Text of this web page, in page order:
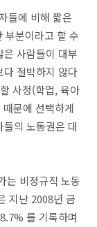
들에 비해 짧은
부분이라고 할 수
사람들이 대부
다 절박하지 않다
사정(학업, 육아
문에 선택하게
의 노동권은 대
는 비정규직 노동
지난 2008년 금
를 기록하며